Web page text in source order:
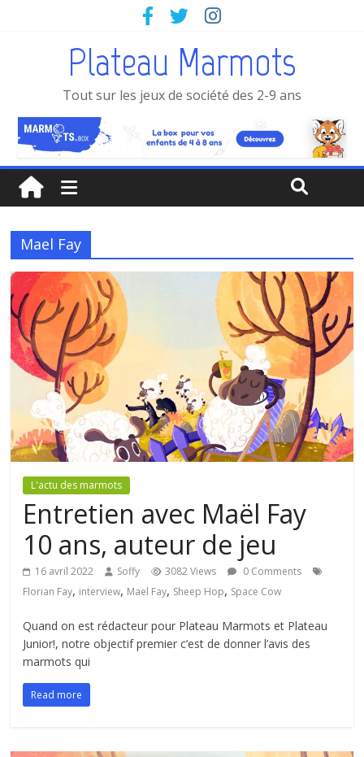
Plateau Marmots
Tout sur les jeux de société des 2-9 ans
Mael Fay
L'actu des marmots
Entretien avec Maël Fay
10 ans, auteur de jeu
16 avril 2022 Soffy 3082 Views
0 Comments
Florian Fay, interview, Mael Fay, Sheep Hop, Space Cow
Quand on est rédacteur pour Plateau Marmots et Plateau
Junior!, notre objectif premier c’est de donner l’avis des
marmots qui
Read more